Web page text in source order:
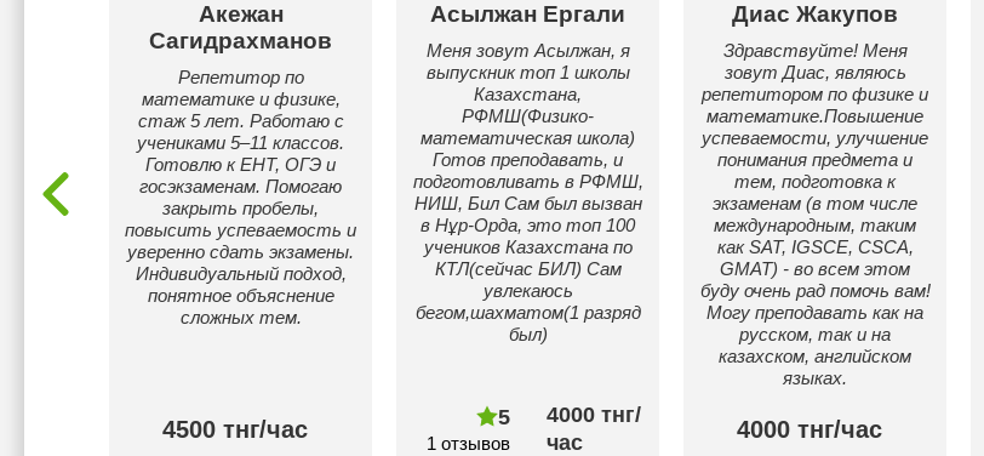
к
Акежан
Сагидрахманов
Репетитор по
математике и физике,
стаж 5 лет. Работаю с
учениками 5–11 классов.
Готовлю к ЕНТ, ОГЭ и
госэкзаменам. Помогаю
закрыть пробелы,
повысить успеваемость и
уверенно сдать экзамены.
Индивидуальный подход,
понятное объяснение
сложных тем.
4500 тнг/час
Асылжан Ергали
Меня зовут Асылжан, я
выпускник топ 1 школы
Казахстана,
РФМШ(Физико-
математическая школа)
Готов преподавать, и
подготовливать в РФМШ,
НИШ, Бил Сам был вызван
в Нұр-Орда, это топ 100
учеников Казахстана по
КТЛ(сейчас БИЛ) Сам
увлекаюсь
бегом,шахматом(1 разряд
был)
5
1 отзывов
4000 тнг/
час
Диас Жакупов
Здравствуйте! Меня
зовут Диас, являюсь
репетитором по физике и
математике.Повышение
успеваемости, улучшение
понимания предмета и
тем, подготовка к
экзаменам (в том числе
международным, таким
как SAT, IGSCE, CSCA,
GMAT) - во всем этом
буду очень рад помочь вам!
Могу преподавать как на
русском, так и на
казахском, английском
языках.
4000 тнг/час